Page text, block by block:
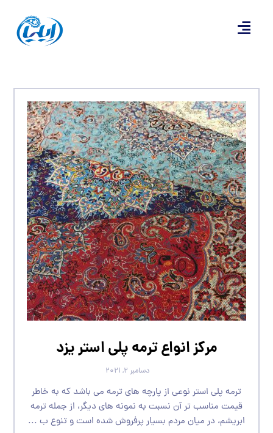
مرکز انواع ترمه پلی استر یزد
دسامبر ۲, ۲۰۲۱
ترمه پلی استر نوعی از پارچه های ترمه می باشد که به خاطر
قیمت مناسب تر آن نسبت به نمونه های دیگر، از جمله ترمه
ابریشم، در میان مردم بسیار پرفروش شده است و تنوع ب ...